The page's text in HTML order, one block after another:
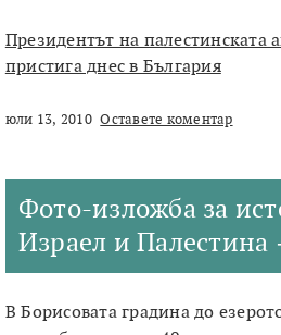
Президентът на палестинската
пристига днес в България
юли 13, 2010 Оставете коментар
Фото-изложба за
Израел и Палестина
В Борисовата градина до